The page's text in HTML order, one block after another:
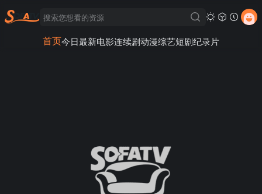
首页今日最新电影连续剧动漫综艺短剧纪录片